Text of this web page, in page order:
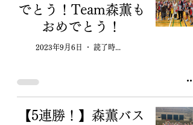
でとう！Team森薫も
おめでとう！
2023年9月6日 読了時間: 1分
【5連勝！】森薫バス